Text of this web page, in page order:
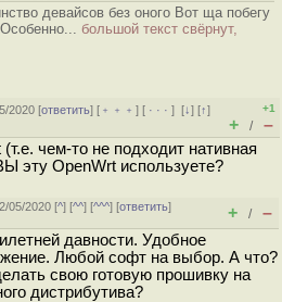
девайсов без оного Вот ща побегу
большой текст свёрнут,
2020 [ответить] [ ﹢﹢﹢] [ · · ·][↓] [↑]
+1
+ / –
чем-то не подходит нативная
эту OpenWrt используете?
05/2020 [^] [^^] [^^^] [ответить]
+ / –
давности. Удобное
Любой софт на выбор. А что?
свою готовую прошивку на
дистрибутива?